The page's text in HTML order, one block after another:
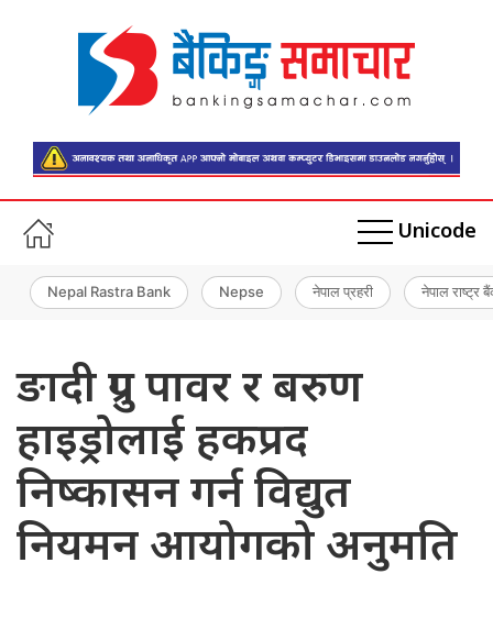
Unicode
Nepal Rastra Bank Nepse नेपाल प्रहरी नेपाल राष्ट्र
ङादी ग्रुप पावर र बरुण
हाइड्रोलाई हकप्रद
निष्कासन गर्न विद्युत
नियमन आयोगको अनुमति